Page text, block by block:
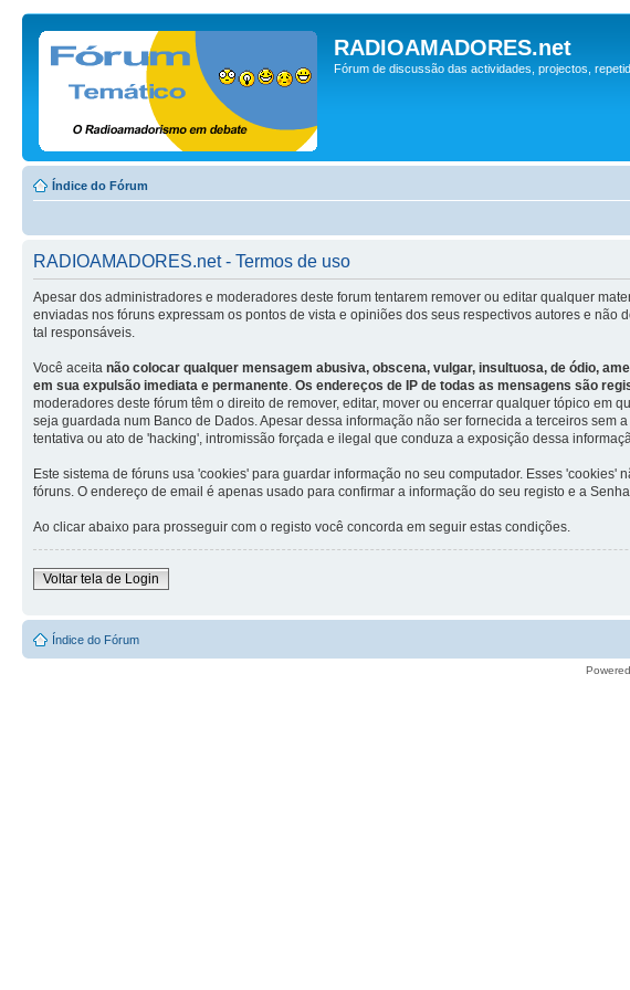
RADIOAMADORES.net
Fórum de discussão das actividades, projectos,
Índice do Fórum
RADIOAMADORES.net - Termos de uso
Apesar dos administradores e moderadores deste forum tentarem remover ou editar qualquer
enviadas nos fóruns expressam os pontos de vista e opiniões dos seus respectivos autores e
tal responsáveis.
Você aceita não colocar qualquer mensagem abusiva, obscena, vulgar, insultuosa, de ódio,
em sua expulsão imediata e permanente. Os endereços de IP de todas as mensagens são
moderadores deste fórum têm o direito de remover, editar, mover ou encerrar qualquer tópico
seja guardada num Banco de Dados. Apesar dessa informação não ser fornecida a terceiros
tentativa ou ato de 'hacking', intromissão forçada e ilegal que conduza a exposição dessa
Este sistema de fóruns usa 'cookies' para guardar informação no seu computador. Esses
fóruns. O endereço de email é apenas usado para confirmar a informação do seu registo e a
Ao clicar abaixo para prosseguir com o registo você concorda em seguir estas condições.
Voltar tela de Login
Índice do Fórum